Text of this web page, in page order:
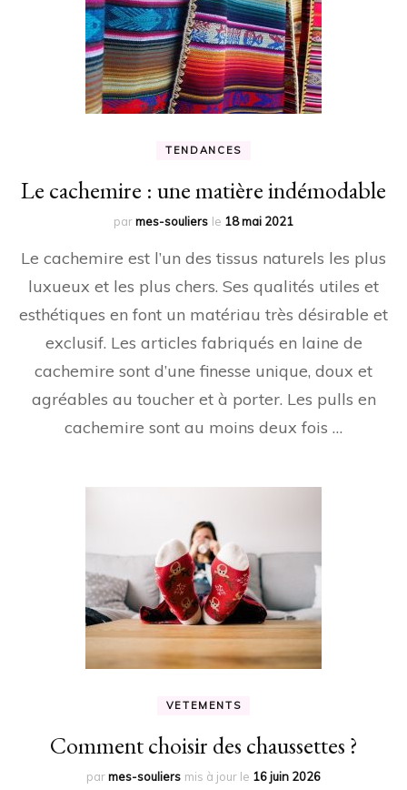
TENDANCES
Le cachemire : une matière indémodable
parmes-souliers le 18 mai 2021
Le cachemire est l’un des tissus naturels les plus
luxueux et les plus chers. Ses qualités utiles et
esthétiques en font un matériau très désirable et
exclusif. Les articles fabriqués en laine de
cachemire sont d’une finesse unique, doux et
agréables au toucher et à porter. Les pulls en
cachemire sont au moins deux fois …
VETEMENTS
Comment choisir des chaussettes ?
parmes-souliers mis à jour le 16 juin 2026